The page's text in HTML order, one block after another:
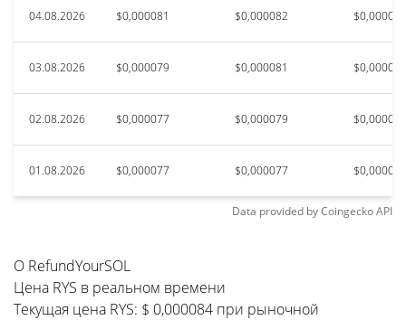
04.08.2026 $0,000081 $0,000082 $0,000082
03.08.2026 $0,000079 $0,000081 $0,000081
02.08.2026 $0,000077 $0,000079 $0,000079
01.08.2026 $0,000077 $0,000077 $0,000078
Data provided byCoingeckoAPI
О RefundYourSOL
Цена RYS в реальном времени
Текущая цена RYS: $ 0,000084 при рыночной